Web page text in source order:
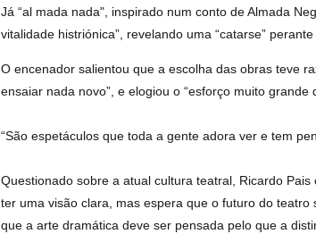
Já “al mada nada", inspirado num conto de Almada
vitalidade histriónica”, revelando uma “catarse”
O encenador salientou que a escolha das obras teve
ensaiar nada novo”, e elogiou o “esforço muito grande
“São espetáculos que toda a gente adora ver e tem
Questionado sobre a atual cultura teatral, Ricardo
ter uma visão clara, mas espera que o futuro do
que a arte dramática deve ser pensada pelo que a